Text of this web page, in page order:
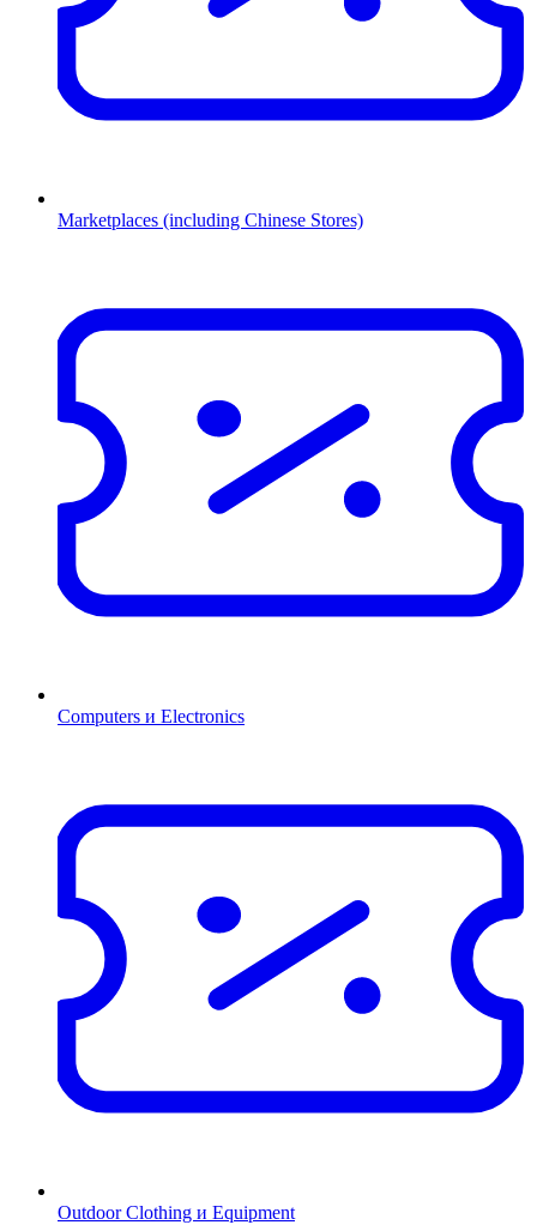
Marketplaces (including Chinese Stores)
Computers и Electronics
Outdoor Clothing и Equipment